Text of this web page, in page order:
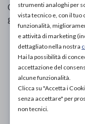
Correttore notturno
gel
PROVA E
DA16,00€
PROVA E
NON
ACQUISTA
strumenti analoghi per
vista tecnico e, con il tuo
funzionalità,
e attività di marketing
dettagliato nella nostra
Hai la possibilità di
accettazione del
alcune funzionalità.
Clicca su "Accetta i
senza accettare" per
non tecnici.